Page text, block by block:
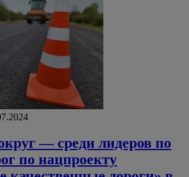
— среди лидеров по
по нацпроекту